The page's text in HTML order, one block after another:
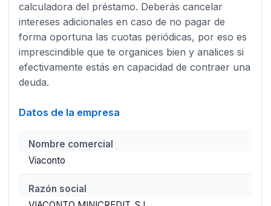
calculadora del préstamo. Deberás cancelar
intereses adicionales en caso de no pagar de
forma oportuna las cuotas periódicas, por eso es
imprescindible que te organices bien y analices si
efectivamente estás en capacidad de contraer una
deuda.
Datos de la empresa
Nombre comercial
Viaconto
Razón social